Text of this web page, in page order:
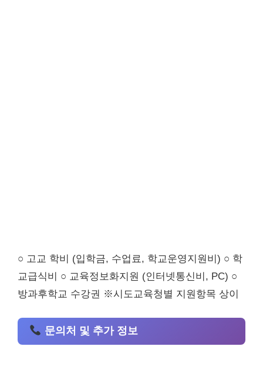
○ 고교 학비 (입학금, 수업료, 학교운영지원비) ○ 학
교급식비 ○ 교육정보화지원 (인터넷통신비, PC) ○
방과후학교 수강권 ※시도교육청별 지원항목 상이
문의처 및 추가 정보